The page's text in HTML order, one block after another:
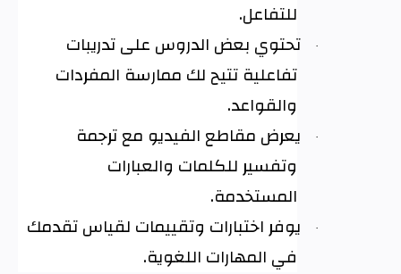
للتفاعل.
·
تحتوي بعض الدروس على تدريبات
تفاعلية تتيح لك ممارسة المفردات
والقواعد.
·
يعرض مقاطع الفيديو مع ترجمة
وتفسير للكلمات والعبارات
المستخدمة.
·
يوفر اختبارات وتقييمات لقياس تقدمك
في المهارات اللغوية.